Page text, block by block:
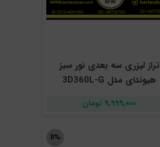
تراز لیزری سه بعدی نور سبز
هیوندای مدل 3D360L-G
۹,۹۹۹,۰۰۰ تومان
۱۱%